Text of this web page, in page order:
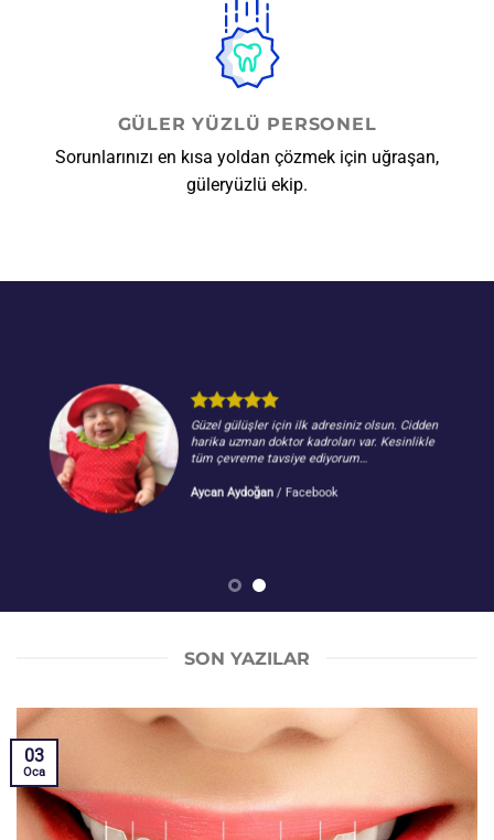
GÜLER YÜZLÜ PERSONEL
Sorunlarınızı en kısa yoldan çözmek için uğraşan,
güleryüzlü ekip.
Güzel gülüşler için ilk adresiniz olsun. Cidden
harika uzman doktor kadroları var. Kesinlikle
tüm çevreme tavsiye ediyorum…
Aycan Aydoğan / Facebook
SON YAZILAR
03
Oca